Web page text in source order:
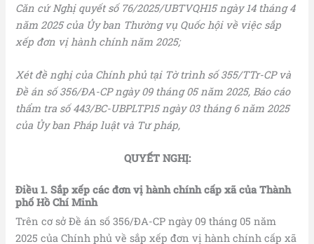
Căn cứ Nghị quyết số 76/2025/UBTVQH15 ngày 14 tháng 4
năm 2025 của Ủy ban Thường vụ Quốc hội về việc sắp
xếp đơn vị hành chính năm 2025;
Xét đề nghị của Chính phủ tại Tờ trình số 355/TTr-CP và
Đề án số 356/ĐA-CP ngày 09 tháng 05 năm 2025, Báo cáo
thẩm tra số 443/BC-UBPLTP15 ngày 03 tháng 6 năm 2025
của Ủy ban Pháp luật và Tư pháp,
QUYẾT NGHỊ:
Điều 1. Sắp xếp các đơn vị hành chính cấp xã của Thành
phố Hồ Chí Minh
Trên cơ sở Đề án số 356/ĐA-CP ngày 09 tháng 05 năm
2025 của Chính phủ về sắp xếp đơn vị hành chính cấp xã